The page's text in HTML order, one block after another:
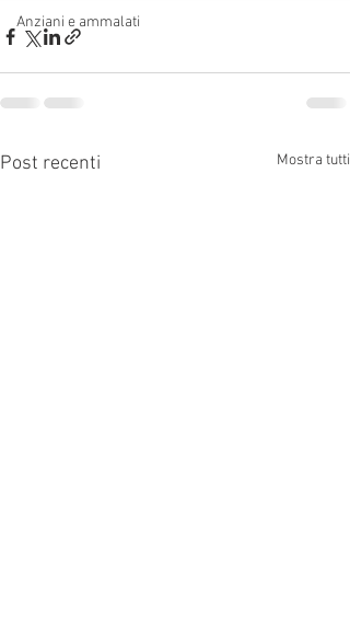
Anziani e ammalati
Post recenti Mostra tutti